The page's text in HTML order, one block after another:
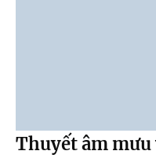
Thuyết âm mưu